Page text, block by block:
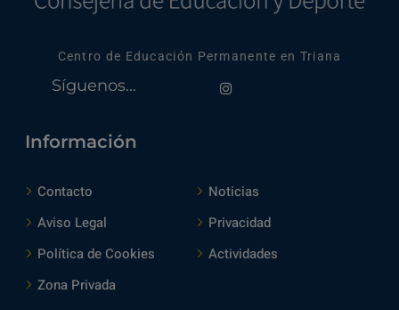
Centro de Educación Permanente en Triana
Síguenos...
Información
Contacto
Noticias
Aviso Legal
Privacidad
Política de Cookies
Actividades
Zona Privada